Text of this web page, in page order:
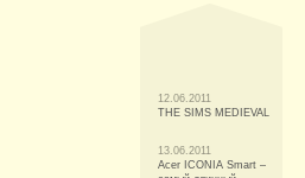
12.06.2011
THE SIMS MEDIEVAL
13.06.2011
Acer ICONIA Smart –